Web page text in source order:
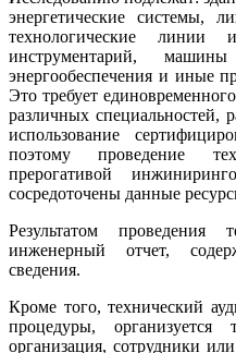
энергетические системы,
технологические линии
инструментарий,
энергообеспечения и иные
Это требует
различных специальностей,
использование
поэтому проведение
прерогативой
сосредоточены данные
Результатом проведения
инженерный отчет,
сведения.
Кроме того, технический
процедуры,
организация, сотрудники